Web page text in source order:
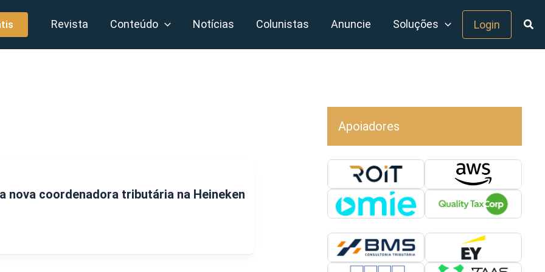
Revista Conteúdo Notícias Colunistas Anuncie Soluções Login
nova coordenadora tributária na Heineken
Apoiadores